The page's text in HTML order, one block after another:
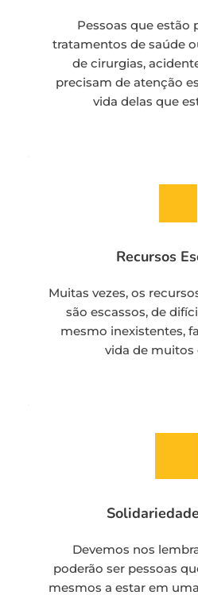
Pessoas que estão
tratamentos de saúde
de cirurgias,
precisam de atenção
vida delas que
Recursos
Muitas vezes, os
são escassos, de
mesmo inexistentes,
vida de muitos
Devemos nos
poderão ser pessoas
mesmos a estar em